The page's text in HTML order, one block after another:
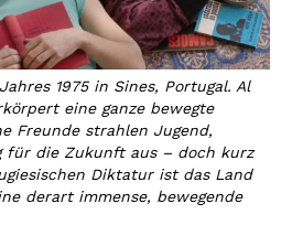
1975 in Sines, Portugal. Al
eine ganze bewegte
Freunde strahlen Jugend,
für die Zukunft aus – doch kurz
Diktatur ist das Land
derart immense, bewegende